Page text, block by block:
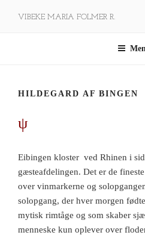
VIBEKE MARIA FOLMER R.
HILDEGARD AF BINGEN
ψ
Eibingen kloster ved Rhinen i
gæsteafdelingen. Det er de
over vinmarkerne og
solopgang, der hver morgen
mytisk rimtåge og som skaber
menneske kun oplever over